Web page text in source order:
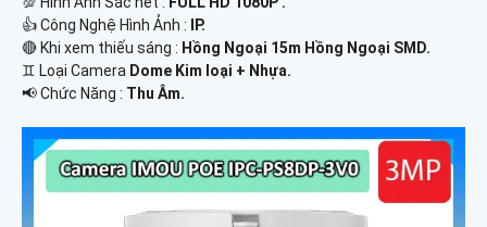
👍 Công Nghệ Hình Ảnh :
IP.
🔴 Khi xem thiếu sáng : Hồng Ngoại 15m Hồng Ngoại SMD.
♊ Loại Camera Dome Kim loại + Nhựa.
️📢 Chức Năng : Thu Âm.